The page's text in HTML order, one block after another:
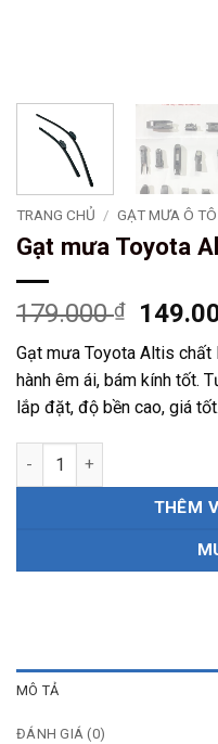
TRANG CHỦ / GẠT MƯA Ô TÔ
Gạt mưa Toyota
179.000₫
Giá
gốc
là:
Gạt mưa Toyota Altis
hành êm ái, bám kính tốt.
lắp đặt, độ bền cao, giá tốt.
Gạt mưa Toyota Altis
THÊM
MÔ TẢ
ĐÁNH GIÁ (0)